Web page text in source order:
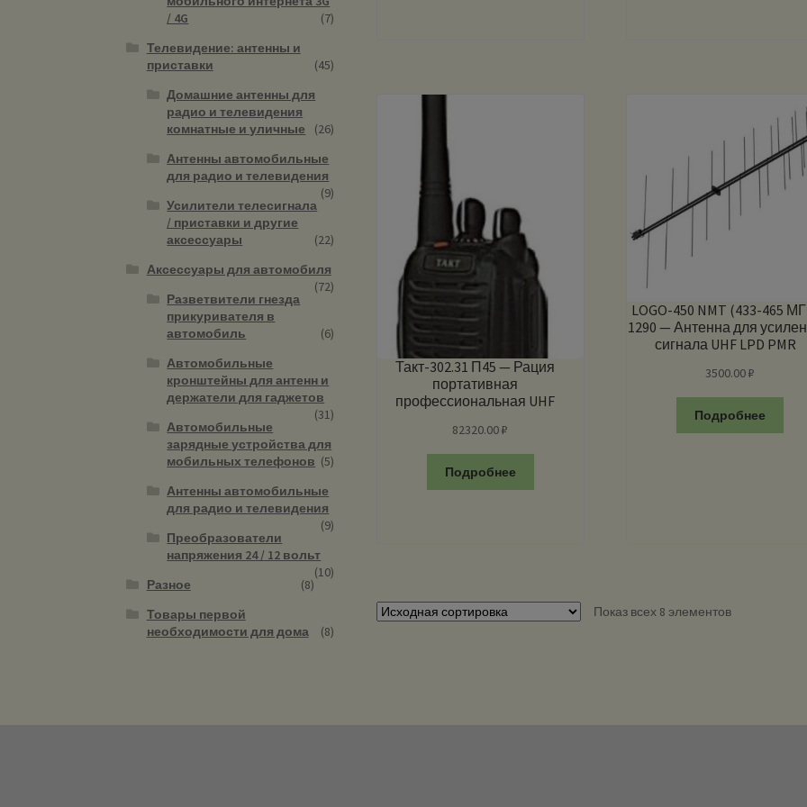
Такт-302.31 П45 — Рация
портативная
профессиональная UHF
82320.00₽
Подробнее
LOGO-450 NMT (433-465
1290 — Антенна для
сигнала UHF LPD PMR
3500.00₽
Подробнее
Показ всех 8 элементов
/ 4G
(7)
Телевидение: антенны и
приставки
(45)
Домашние антенны для
радио и телевидения
комнатные и уличные
(26)
Антенны автомобильные
для радио и телевидения
(9)
Усилители телесигнала
/ приставки и другие
аксессуары
(22)
Аксессуары для автомобиля
(72)
Разветвители гнезда
прикуривателя в
автомобиль
(6)
Автомобильные
кронштейны для антенн и
держатели для гаджетов
(31)
Автомобильные
зарядные устройства для
мобильных телефонов (5)
Антенны автомобильные
для радио и телевидения
(9)
Преобразователи
напряжения 24 / 12 вольт
(10)
Разное
(8)
Товары первой
необходимости для дома
(8)